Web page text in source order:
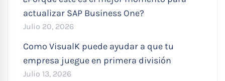
actualizar SAP Business One?
Julio 20, 2026
Como VisualK puede ayudar a que tu
empresa juegue en primera división
Julio 13, 2026